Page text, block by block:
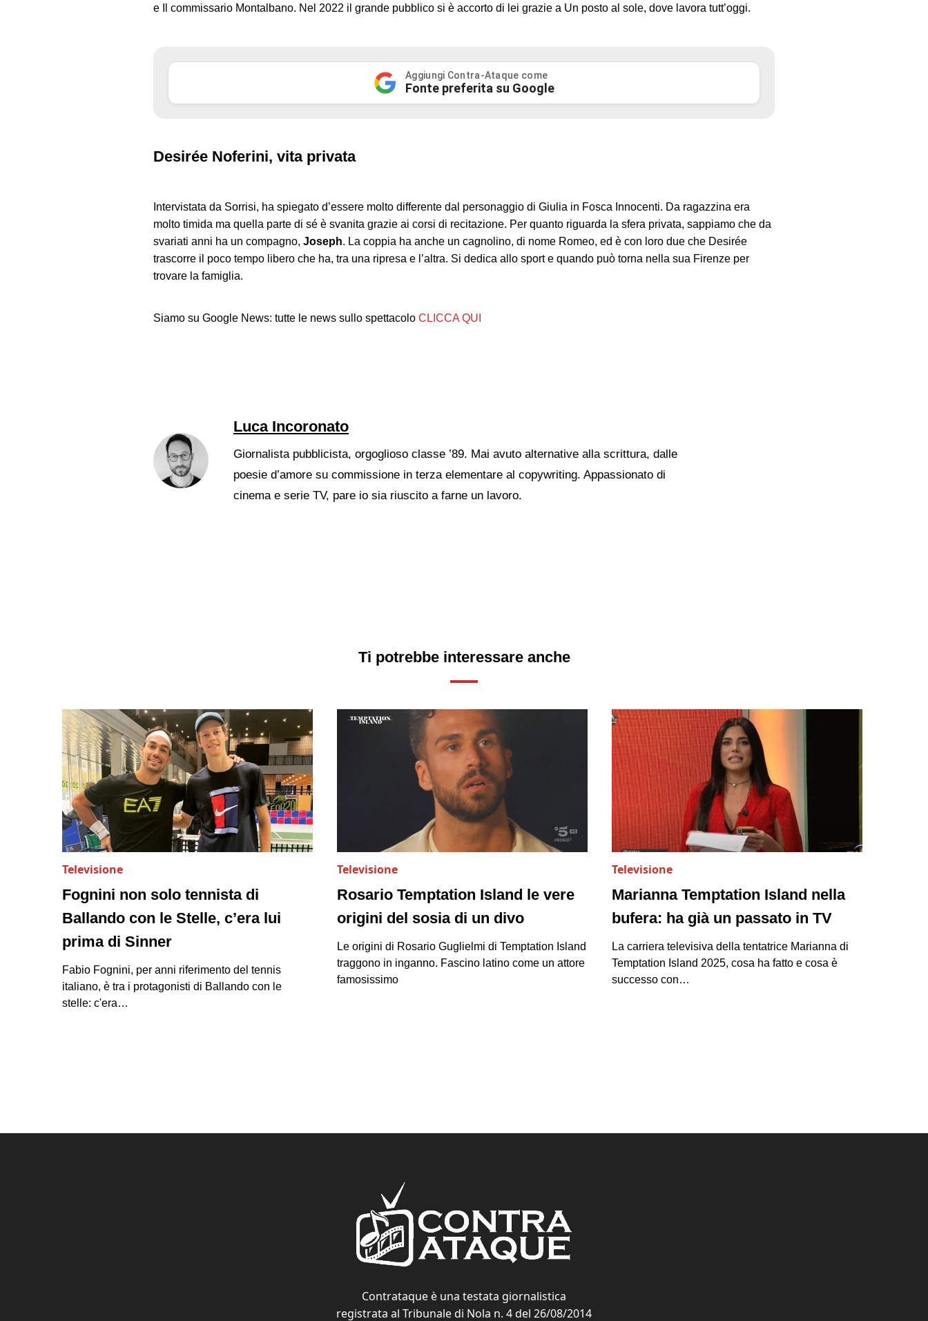
e Il commissario Montalbano. Nel 2022 il grande pubblico si è accorto di lei grazie a Un posto al sole, dove lavora tutt’oggi.
Aggiungi Contra-Ataque come
Fonte preferita su Google
Desirée Noferini, vita privata
Intervistata da Sorrisi, ha spiegato d’essere molto differente dal personaggio di Giulia in Fosca Innocenti. Da ragazzina era
molto timida ma quella parte di sé è svanita grazie ai corsi di recitazione. Per quanto riguarda la sfera privata, sappiamo che da
svariati anni ha un compagno, Joseph. La coppia ha anche un cagnolino, di nome Romeo, ed è con loro due che Desirée
trascorre il poco tempo libero che ha, tra una ripresa e l’altra. Si dedica allo sport e quando può torna nella sua Firenze per
trovare la famiglia.
Siamo su Google News: tutte le news sullo spettacolo CLICCA QUI
Luca Incoronato
Giornalista pubblicista, orgoglioso classe ’89. Mai avuto alternative alla scrittura, dalle
poesie d’amore su commissione in terza elementare al copywriting. Appassionato di
cinema e serie TV, pare io sia riuscito a farne un lavoro.
Ti potrebbe interessare anche
Televisione
Fognini non solo tennista di
Ballando con le Stelle, c’era lui
prima di Sinner
Fabio Fognini, per anni riferimento del tennis
italiano, è tra i protagonisti di Ballando con le
stelle: c'era…
Televisione
Rosario Temptation Island le vere
origini del sosia di un divo
Le origini di Rosario Guglielmi di Temptation Island
traggono in inganno. Fascino latino come un attore
famosissimo
Televisione
Marianna Temptation Island nella
bufera: ha già un passato in TV
La carriera televisiva della tentatrice Marianna di
Temptation Island 2025, cosa ha fatto e cosa è
successo con…
Contrataque è una testata giornalistica
registrata al Tribunale di Nola n. 4 del 26/08/2014